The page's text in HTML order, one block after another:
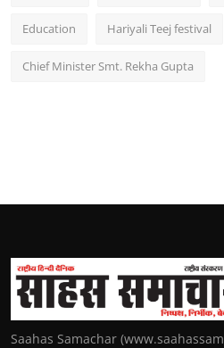
Education Hariyali Teej festival
Chief Minister Smt. Rekha Gupta
Saahas Samachar